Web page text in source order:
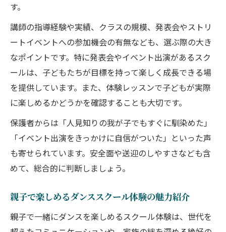
す。
講師の指導経験や実績、クラスの規模、発表会やストリ
ートイベントへの参加機会の有無なども、選ぶ際の大き
なポイントです。特に発表会やイベント出演があるスク
ールは、子どもたちが目標を持って楽しく成長できる場
を提供しています。また、体験レッスンで子どもが実際
に楽しめるかどうかを確認することも大切です。
保護者からは「人見知りの我が子でもすぐに馴染めた」
「イベント出演をきっかけに自信がついた」といった声
も寄せられています。安全面や送迎のしやすさなども含
めて、総合的に判断しましょう。
親子で楽しめるダンススクール体験の魅力紹介
親子で一緒にダンスを楽しめるスクール体験は、世代を